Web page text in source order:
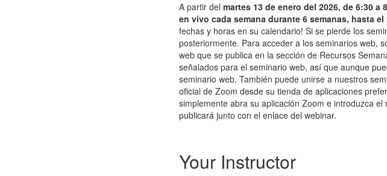
A partir del martes 13 de enero del 2026, de 6:30 a
en vivo cada semana durante 6 semanas, hasta el
fechas y horas en su calendario! Si se pierde los
posteriormente. Para acceder a los seminarios web,
web que se publica en la sección de Recursos
señalados para el seminario web, así que aunque
seminario web. También puede unirse a nuestros
oficial de Zoom desde su tienda de aplicaciones
simplemente abra su aplicación Zoom e introduzca
publicará junto con el enlace del webinar.
Your Instructor